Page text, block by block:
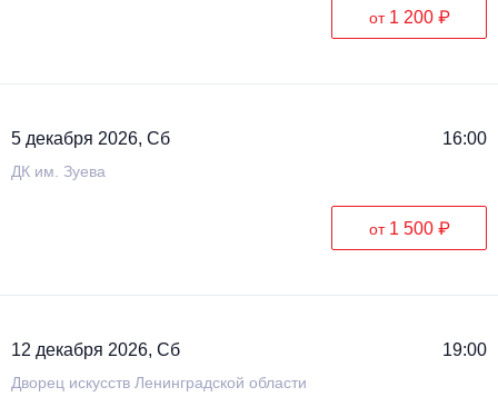
от 1 200 ₽
5 декабря 2026, Сб 16:00
ДК им. Зуева
от 1 500 ₽
12 декабря 2026, Сб 19:00
Дворец искусств Ленинградской области